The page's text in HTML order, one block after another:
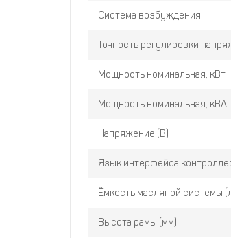
Система возбуждения
Точность регулировки
Мощность номинальная, кВт
Мощность номинальная, кВА
Напряжение (В)
Язык интерфейса
Ёмкость масляной системы
Высота рамы (мм)